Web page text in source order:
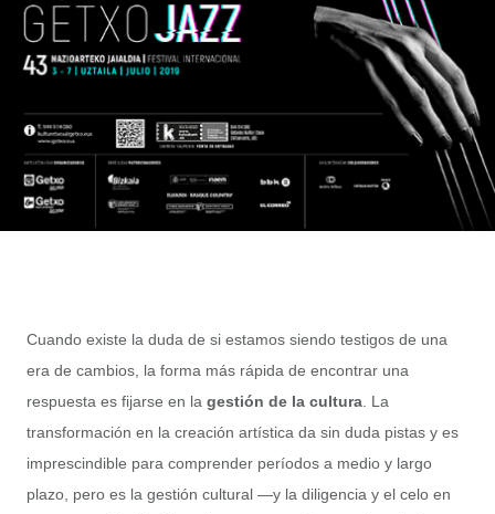
Cuando existe la duda de si estamos siendo testigos de una
era de cambios, la forma más rápida de encontrar una
respuesta es fijarse en la gestión de la cultura . La
transformación en la creación artística da sin duda pistas y es
imprescindible para comprender períodos a medio y largo
plazo, pero es la gestión cultural —y la diligencia y el celo en